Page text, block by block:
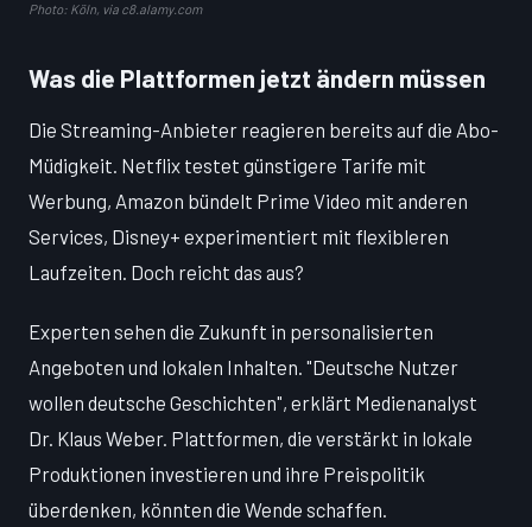
Photo: Köln, via c8.alamy.com
Was die Plattformen jetzt ändern müssen
Die Streaming-Anbieter reagieren bereits auf die Abo-
Müdigkeit. Netflix testet günstigere Tarife mit
Werbung, Amazon bündelt Prime Video mit anderen
Services, Disney+ experimentiert mit flexibleren
Laufzeiten. Doch reicht das aus?
Experten sehen die Zukunft in personalisierten
Angeboten und lokalen Inhalten. "Deutsche Nutzer
wollen deutsche Geschichten", erklärt Medienanalyst
Dr. Klaus Weber. Plattformen, die verstärkt in lokale
Produktionen investieren und ihre Preispolitik
überdenken, könnten die Wende schaffen.